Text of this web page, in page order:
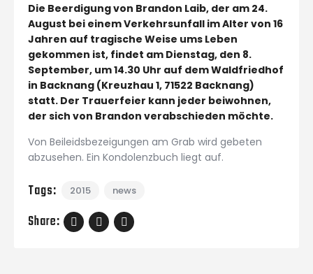
Die Beerdigung von Brandon Laib, der am 24.
August bei einem Verkehrsunfall im Alter von 16
Jahren auf tragische Weise ums Leben
gekommen ist, findet am Dienstag, den 8.
September, um 14.30 Uhr auf dem Waldfriedhof
in Backnang (Kreuzhau 1, 71522 Backnang)
statt. Der Trauerfeier kann jeder beiwohnen,
der sich von Brandon verabschieden möchte.
Von Beileidsbezeigungen am Grab wird gebeten
abzusehen. Ein Kondolenzbuch liegt auf.
Tags: 2015 news
Share: